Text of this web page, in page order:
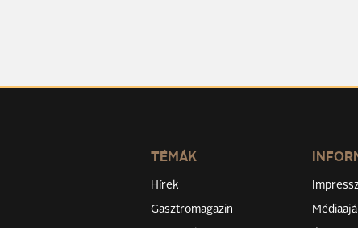
TÉMÁK
Hírek
Gasztromagazin